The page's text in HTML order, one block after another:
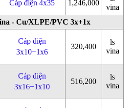
Cáp điện 4x35 1,246,000
vina
- Cu/XLPE/PVC 3x+1x
Cáp điện
3x10+1x6
320,400
ls
vina
Cáp điện
3x16+1x10
516,200
ls
vina